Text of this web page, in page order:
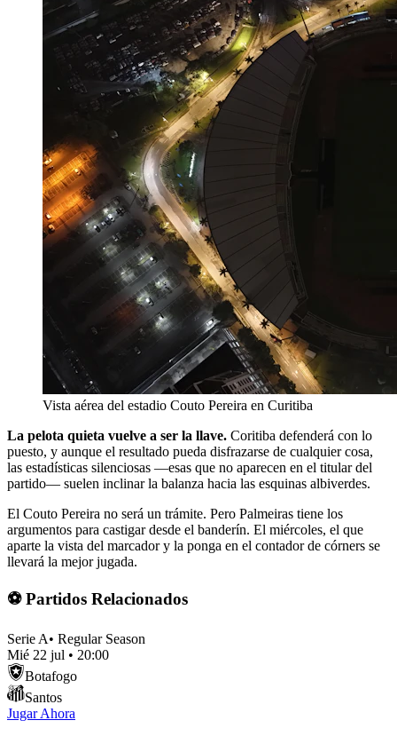
Vista aérea del estadio Couto Pereira en Curitiba
La pelota quieta vuelve a ser la llave. Coritiba defenderá con lo
puesto, y aunque el resultado pueda disfrazarse de cualquier cosa,
las estadísticas silenciosas —esas que no aparecen en el titular del
partido— suelen inclinar la balanza hacia las esquinas albiverdes.
El Couto Pereira no será un trámite. Pero Palmeiras tiene los
argumentos para castigar desde el banderín. El miércoles, el que
aparte la vista del marcador y la ponga en el contador de córners se
llevará la mejor jugada.
⚽ Partidos Relacionados
Serie A• Regular Season
Mié 22 jul • 20:00
Botafogo
Santos
Jugar Ahora